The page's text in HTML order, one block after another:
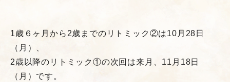
1歳６ヶ月から2歳までのリトミック②は10月28日
（月）、
2歳以降のリトミック①の次回は来月、11月18日
（月）です。